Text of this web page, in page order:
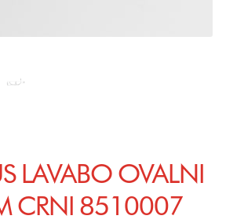
LAVABO OVALNI
CRNI 8510007